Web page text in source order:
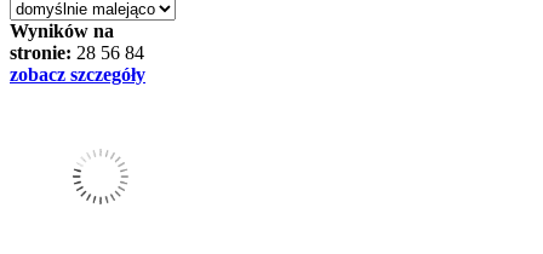
Wyników na
stronie: 28 56 84
zobacz szczegóły